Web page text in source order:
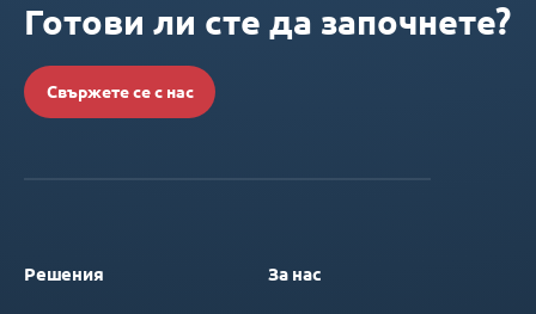
Готови ли сте да започнете?
Свържете се с нас
Решения За нас